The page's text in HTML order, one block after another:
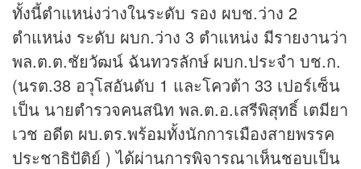
ทั้งนี้ตำแหน่งว่างในระดับ รอง ผบช.ว่าง 2
ตำแหน่ง ระดับ ผบก.ว่าง 3 ตำแหน่ง มีรายงานว่า
พล.ต.ต.ชัยวัฒน์ ฉันทวรลักษ์ ผบก.ประจำ บช.ก.
(นรต.38 อวุโสอันดับ 1 และโควต้า 33 เปอร์เซ็น
เป็น นายตำรวจคนสนิท พล.ต.อ.เสรีพิสุทธิ์ เตมียา
เวช อดีต ผบ.ตร.พร้อมทั้งนักการเมืองสายพรรค
ประชาธิปัติย์ ) ได้ผ่านการพิจารณาเห็นชอบเป็น